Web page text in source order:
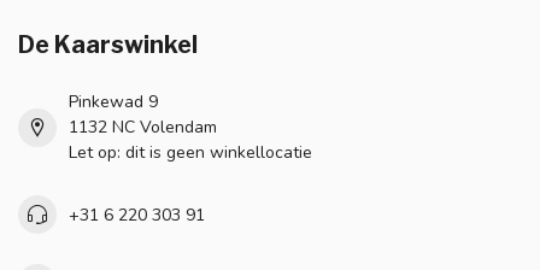
De Kaarswinkel
Pinkewad 9
1132 NC Volendam
Let op: dit is geen winkellocatie
+31 6 220 303 91